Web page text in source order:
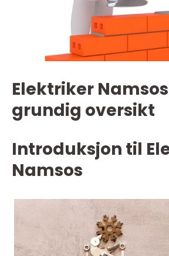
Elektriker Namsos
grundig oversikt
Introduksjon til
Namsos